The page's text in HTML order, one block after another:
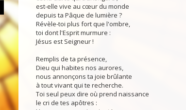
est-elle vive au cœur du monde
depuis ta Pâque de lumière ?
Révèle-toi plus fort que l'ombre,
toi dont l'Esprit murmure :
Jésus est Seigneur !
Remplis de ta présence,
Dieu qui habites nos aurores,
nous annonçons ta joie brûlante
à tout vivant qui te recherche.
Toi seul peux dire où prend naissance
le cri de tes apôtres :